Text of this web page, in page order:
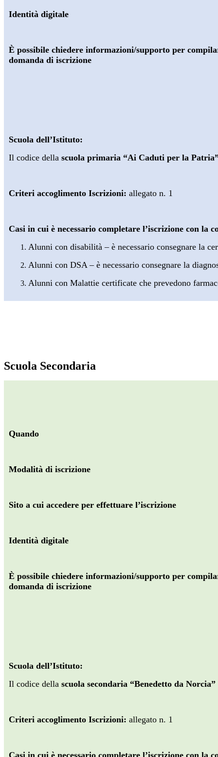
Identità digitale
È possibile chiedere informazioni/supporto per
domanda di iscrizione
Scuola dell’Istituto:
Il codice della scuola primaria “Ai Caduti per la
Criteri accoglimento Iscrizioni: allegato n. 1
Casi in cui è necessario completare l’iscrizione con la
Alunni con disabilità – è necessario consegnare la
Alunni con DSA – è necessario consegnare la
Alunni con Malattie certificate che prevedono
Scuola Secondaria
Quando
Modalità di iscrizione
Sito a cui accedere per effettuare l’iscrizione
Identità digitale
È possibile chiedere informazioni/supporto per
domanda di iscrizione
Scuola dell’Istituto:
Il codice della scuola secondaria “Benedetto da
Criteri accoglimento Iscrizioni: allegato n. 1